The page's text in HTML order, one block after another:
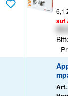
6,1
auf
Art.